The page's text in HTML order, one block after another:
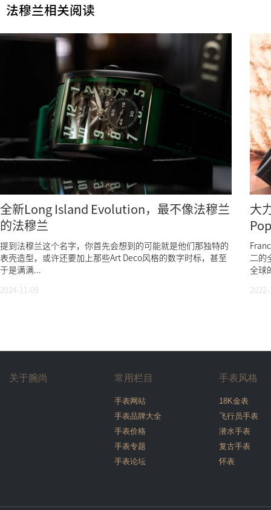
法穆兰相关阅读
全新Long Island Evolution，最不像法穆兰
的法穆兰
提到法穆兰这个名字，你首先会想到的可能就是他们那独特的
表壳造型，或许还要加上那些Art Deco风格的数字时标，甚至
于是满满...
2024-11-09
大
二的
全球
关于腕尚 常用栏目
手表网站
手表品牌大全
手表价格
手表专题
手表论坛
手表风格
18K金表
飞行员手表
潜水手表
复古手表
怀表